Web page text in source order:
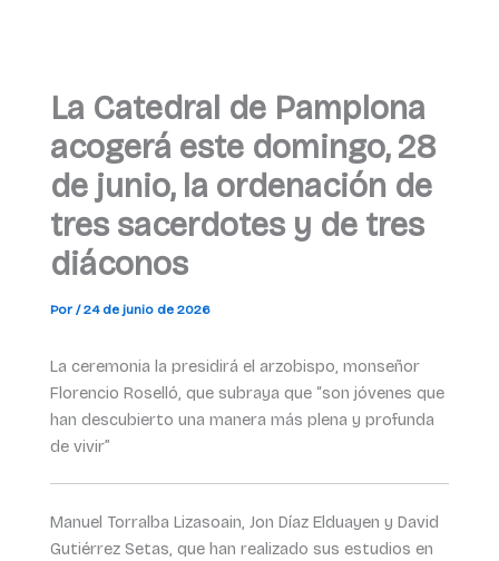
La Catedral de Pamplona
acogerá este domingo, 28
de junio, la ordenación de
tres sacerdotes y de tres
diáconos
Por /24 de junio de 2026
La ceremonia la presidirá el arzobispo, monseñor
Florencio Roselló, que subraya que “son jóvenes que
han descubierto una manera más plena y profunda
de vivir”
Manuel Torralba Lizasoain, Jon Díaz Elduayen y David
Gutiérrez Setas, que han realizado sus estudios en